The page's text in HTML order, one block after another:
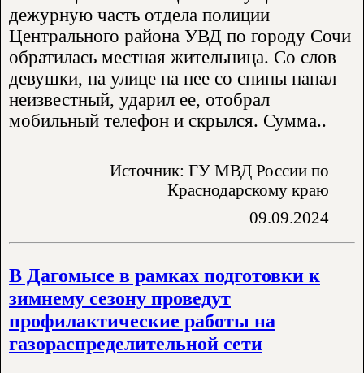
дежурную часть отдела полиции
Центрального района УВД по городу Сочи
обратилась местная жительница. Со слов
девушки, на улице на нее со спины напал
неизвестный, ударил ее, отобрал
мобильный телефон и скрылся. Сумма..
Источник: ГУ МВД России по
Краснодарскому краю
09.09.2024
В Дагомысе в рамках подготовки к
зимнему сезону проведут
профилактические работы на
газораспределительной сети